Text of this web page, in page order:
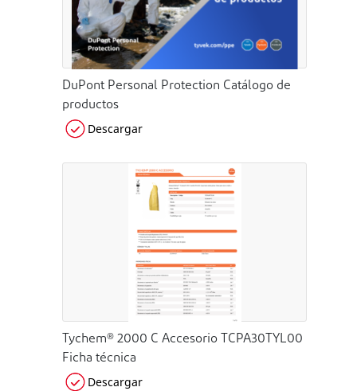
DuPont Personal Protection Catálogo de
productos
Descargar
Tychem® 2000 C Accesorio TCPA30TYL00
Ficha técnica
Descargar